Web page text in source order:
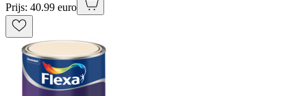
Prijs: 40.99 euro